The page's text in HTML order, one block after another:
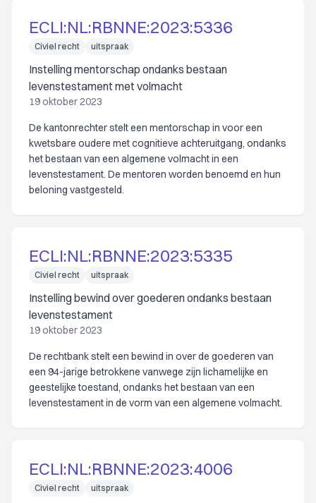
ECLI:NL:RBNNE:2023:5336
Civiel recht uitspraak
Instelling mentorschap ondanks bestaan
levenstestament met volmacht
19 oktober 2023
De kantonrechter stelt een mentorschap in voor een
kwetsbare oudere met cognitieve achteruitgang, ondanks
het bestaan van een algemene volmacht in een
levenstestament. De mentoren worden benoemd en hun
beloning vastgesteld.
ECLI:NL:RBNNE:2023:5335
Civiel recht uitspraak
Instelling bewind over goederen ondanks bestaan
levenstestament
19 oktober 2023
De rechtbank stelt een bewind in over de goederen van
een 94-jarige betrokkene vanwege zijn lichamelijke en
geestelijke toestand, ondanks het bestaan van een
levenstestament in de vorm van een algemene volmacht.
ECLI:NL:RBNNE:2023:4006
Civiel recht uitspraak